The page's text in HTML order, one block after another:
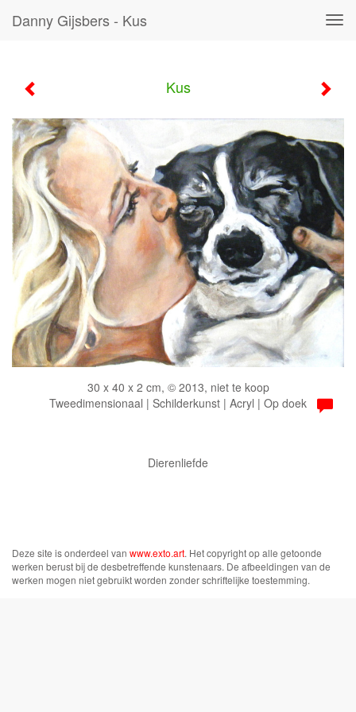
Danny Gijsbers - Kus
Kus
30 x 40 x 2 cm, © 2013, niet te koop
Tweedimensionaal | Schilderkunst | Acryl | Op doek
Dierenliefde
Deze site is onderdeel van www.exto.art. Het copyright op alle getoonde
werken berust bij de desbetreffende kunstenaars. De afbeeldingen van de
werken mogen niet gebruikt worden zonder schriftelijke toestemming.